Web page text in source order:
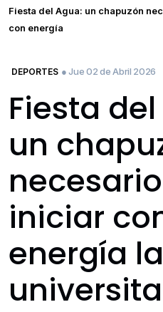
Fiesta del Agua: un chapuzón
con energía
DEPORTES ● Jue 02 de Abril 2026
Fiesta
un
iniciar
energía